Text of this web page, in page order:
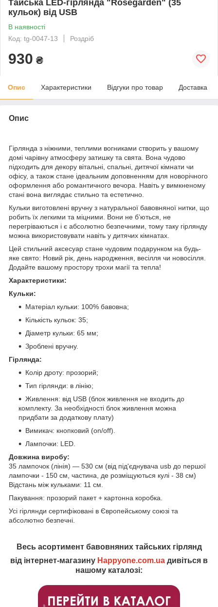
Тайська LED-гірлянда "Rosegarden" (35
кульок) від USB
В наявності
Код: tg-0047-13
Роздріб
930 ₴
Опис Характеристики Відгуки про товар Доставка
Опис
Гірлянда з ніжними, теплими вогниками створить у вашому
домі чарівну атмосферу затишку та свята. Вона чудово
підходить для декору вітальні, спальні, дитячої кімнати чи
офісу, а також стане ідеальним доповненням для новорічного
оформлення або романтичного вечора. Навіть у вимкненому
стані вона виглядає стильно та естетично.
Кульки виготовлені вручну з натуральної бавовняної нитки, що
робить їх легкими та міцними. Вони не б’ються, не
перегріваються і є абсолютно безпечними, тому таку гірлянду
можна використовувати навіть у дитячих кімнатах.
Цей стильний аксесуар стане чудовим подарунком на будь-
яке свято: Новий рік, день народження, весілля чи новосілля.
Додайте вашому простору трохи магії та тепла!
Характеристики:
Кульки:
Матеріал кульки: 100% бавовна;
Кількість кульок: 35;
Діаметр кульки: 65 мм;
Зроблені вручну.
Гірлянда:
Колір дроту: прозорий;
Тип гірлянди: в лінію;
Живлення: від USB (блок живлення не входить до
комплекту. За необхідності блок живлення можна
придбати за додаткову плату)
Вимикач: кнопковий (on/off).
Лампочки: LED.
Довжина виробу:
35 лампочок (лінія) — 530 см (від під'єднувача usb до першої
лампочки - 150 см, частина, де розміщуються кулі - 38 см)
Відстань між кульками: 11 см.
Пакування: прозорий пакет + картонна коробка.
Усі гірлянди сертифіковані в Європейському союзі та
абсолютно безпечні.
Весь асортимент бавовняних тайських гірлянд
від інтернет-магазину Happyone.com.ua дивіться в
нашому каталозі: